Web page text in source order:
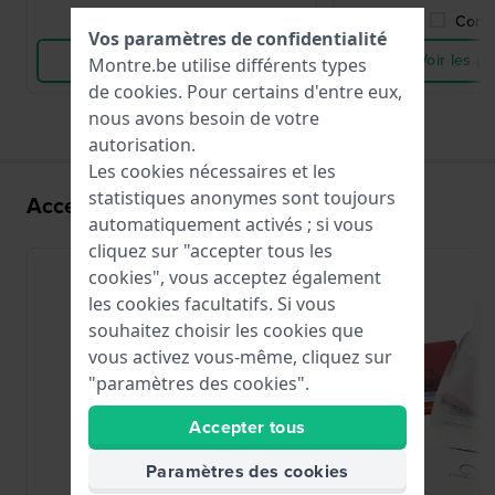
Voir les produits
Voir les
Accessoires pour le mouvement VJ52
Vos paramètres de confidentialité
Montre.be utilise différents types
de cookies. Pour certains d'entre eux,
nous avons besoin de votre
autorisation.
Les cookies nécessaires et les
statistiques anonymes sont toujours
automatiquement activés ; si vous
cliquez sur "accepter tous les
cookies", vous acceptez également
les cookies facultatifs. Si vous
souhaitez choisir les cookies que
vous activez vous-même, cliquez sur
"paramètres des cookies".
Accepter tous
Paramètres des cookies